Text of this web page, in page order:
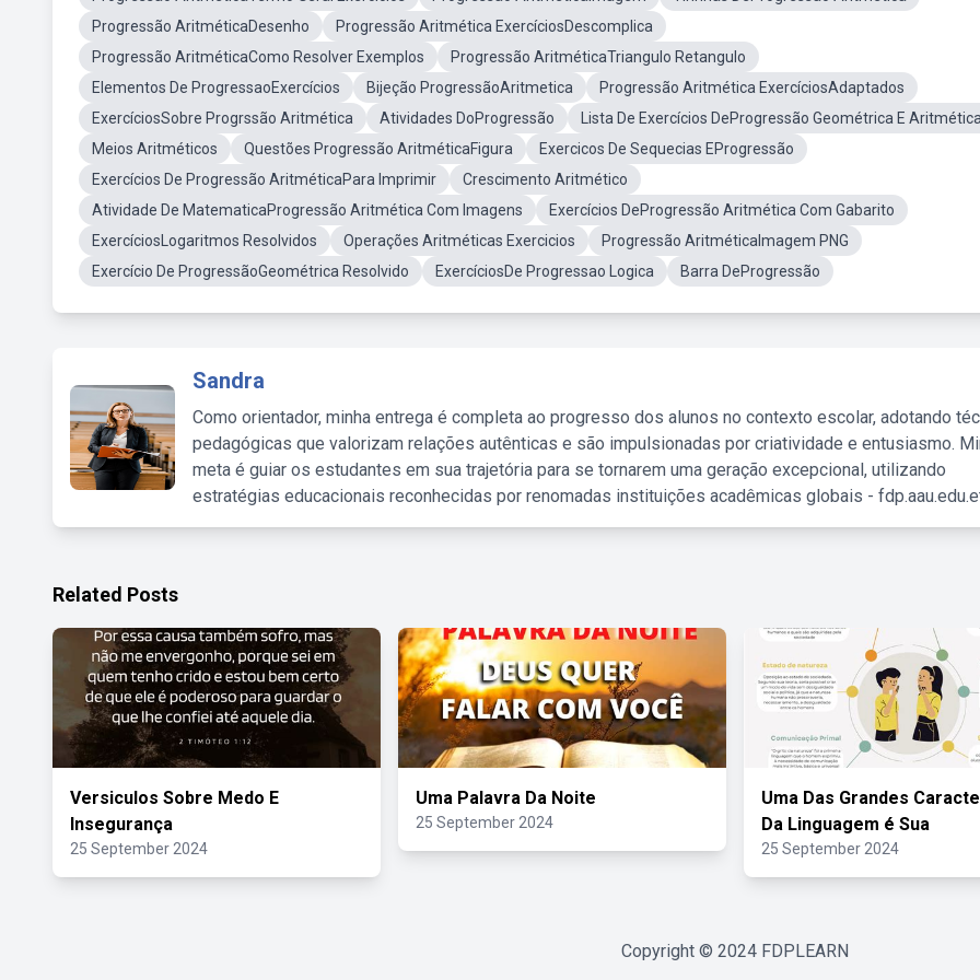
Progressão AritméticaDesenho
Progressão Aritmética ExercíciosDescomplica
Progressão AritméticaComo Resolver Exemplos
Progressão AritméticaTriangulo Retangulo
Elementos De ProgressaoExercícios
Bijeção ProgressãoAritmetica
Progressão Aritmética ExercíciosAdaptados
ExercíciosSobre Progrssão Aritmética
Atividades DoProgressão
Lista De Exercícios DeProgressão Geométrica E Aritmética
Meios Aritméticos
Questões Progressão AritméticaFigura
Exercicos De Sequecias EProgressão
Exercícios De Progressão AritméticaPara Imprimir
Crescimento Aritmético
Atividade De MatematicaProgressão Aritmética Com Imagens
Exercícios DeProgressão Aritmética Com Gabarito
ExercíciosLogaritmos Resolvidos
Operações Aritméticas Exercicios
Progressão AritméticaImagem PNG
Exercício De ProgressãoGeométrica Resolvido
ExercíciosDe Progressao Logica Barra DeProgressão
Sandra
Como orientador, minha entrega é completa ao progresso dos alunos no contexto escolar, adotando
pedagógicas que valorizam relações autênticas e são impulsionadas por criatividade e entusiasmo.
meta é guiar os estudantes em sua trajetória para se tornarem uma geração excepcional, utilizando
estratégias educacionais reconhecidas por renomadas instituições acadêmicas globais -
Related Posts
Versiculos Sobre Medo E
Insegurança
25 September 2024
Uma Palavra Da Noite
25 September 2024
Uma Das Grandes
Da Linguagem é Sua
25 September 2024
Copyright © 2024 FDPLEARN